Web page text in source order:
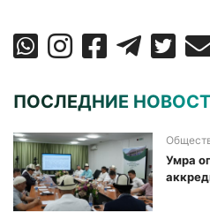
ПОСЛЕДНИЕ
Умра